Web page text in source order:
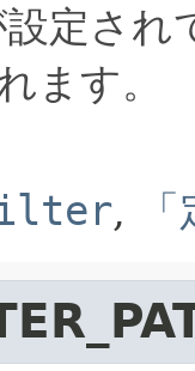
設定され
ます。
,